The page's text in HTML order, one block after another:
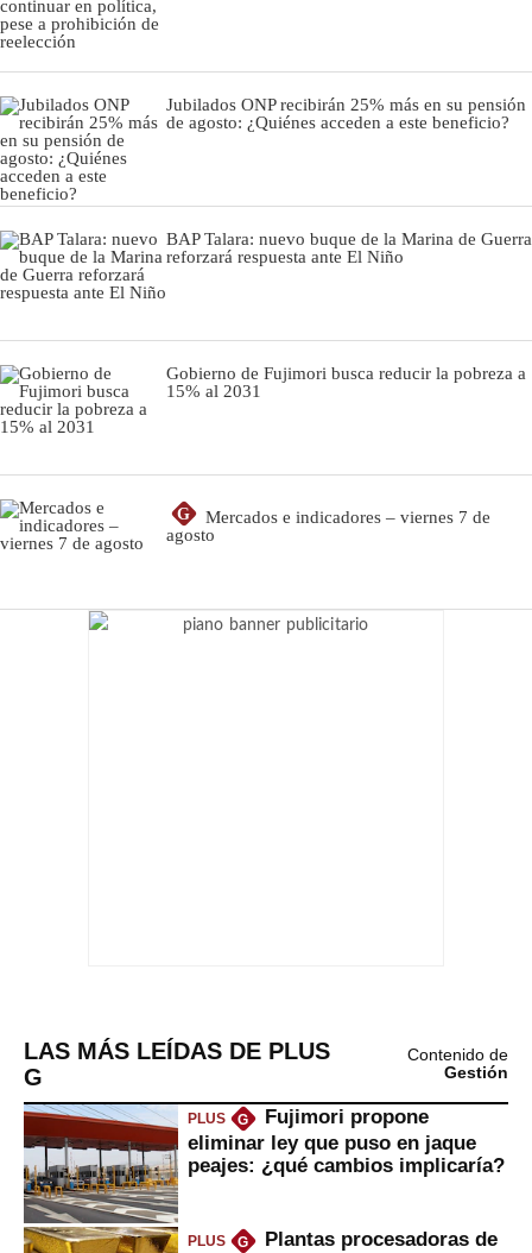
Jubilados ONP recibirán 25% más en su pensión
de agosto: ¿Quiénes acceden a este beneficio?
BAP Talara: nuevo buque de la Marina de Guerra
reforzará respuesta ante El Niño
Gobierno de Fujimori busca reducir la pobreza a
15% al 2031
G
Mercados e indicadores – viernes 7 de
agosto
LAS MÁS LEÍDAS DE PLUS
G
Contenido de
Gestión
PLUS G
Fujimori propone
eliminar ley que puso en jaque
peajes: ¿qué cambios implicaría?
PLUS G
Plantas procesadoras de